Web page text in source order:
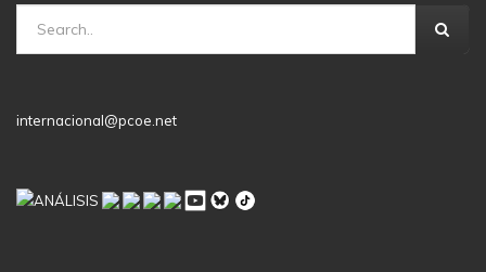
internacional@pcoe.net